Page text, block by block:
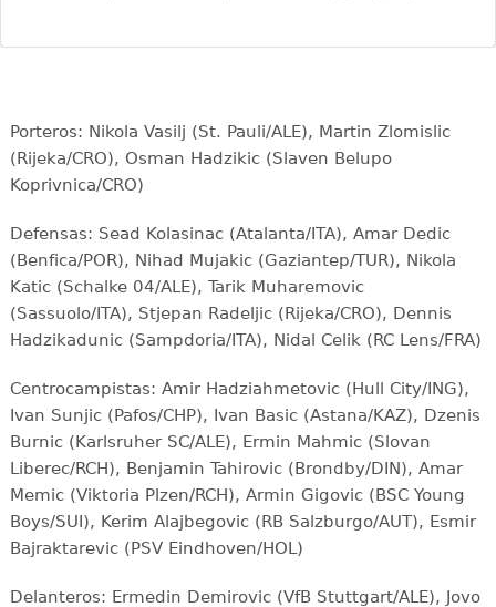
Porteros: Nikola Vasilj (St. Pauli/ALE), Martin Zlomislic
(Rijeka/CRO), Osman Hadzikic (Slaven Belupo
Koprivnica/CRO)
Defensas: Sead Kolasinac (Atalanta/ITA), Amar Dedic
(Benfica/POR), Nihad Mujakic (Gaziantep/TUR), Nikola
Katic (Schalke 04/ALE), Tarik Muharemovic
(Sassuolo/ITA), Stjepan Radeljic (Rijeka/CRO), Dennis
Hadzikadunic (Sampdoria/ITA), Nidal Celik (RC Lens/FRA)
Centrocampistas: Amir Hadziahmetovic (Hull City/ING),
Ivan Sunjic (Pafos/CHP), Ivan Basic (Astana/KAZ), Dzenis
Burnic (Karlsruher SC/ALE), Ermin Mahmic (Slovan
Liberec/RCH), Benjamin Tahirovic (Brondby/DIN), Amar
Memic (Viktoria Plzen/RCH), Armin Gigovic (BSC Young
Boys/SUI), Kerim Alajbegovic (RB Salzburgo/AUT), Esmir
Bajraktarevic (PSV Eindhoven/HOL)
Delanteros: Ermedin Demirovic (VfB Stuttgart/ALE), Jovo